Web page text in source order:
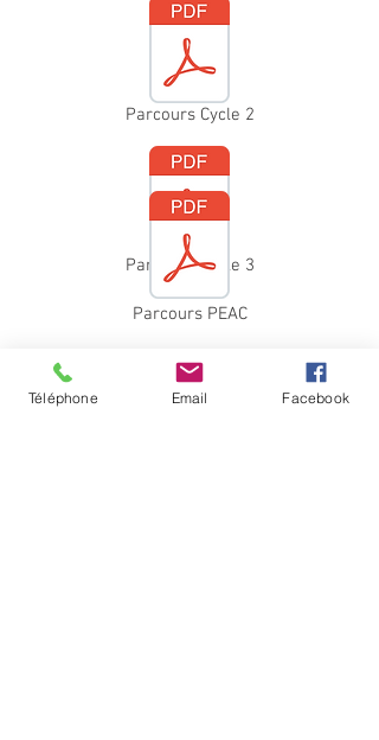
Parcours Cycle 2
Parcours Cycle 3
Parcours PEAC
Téléphone Email Facebook